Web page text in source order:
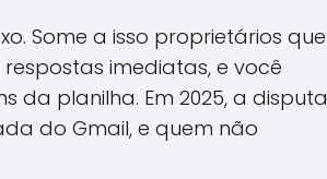
Some a isso proprietários que
imediatas, e você
da planilha. Em 2025, a disputa
do Gmail, e quem não